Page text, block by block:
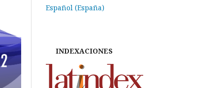
Español (España)
INDEXACIONES